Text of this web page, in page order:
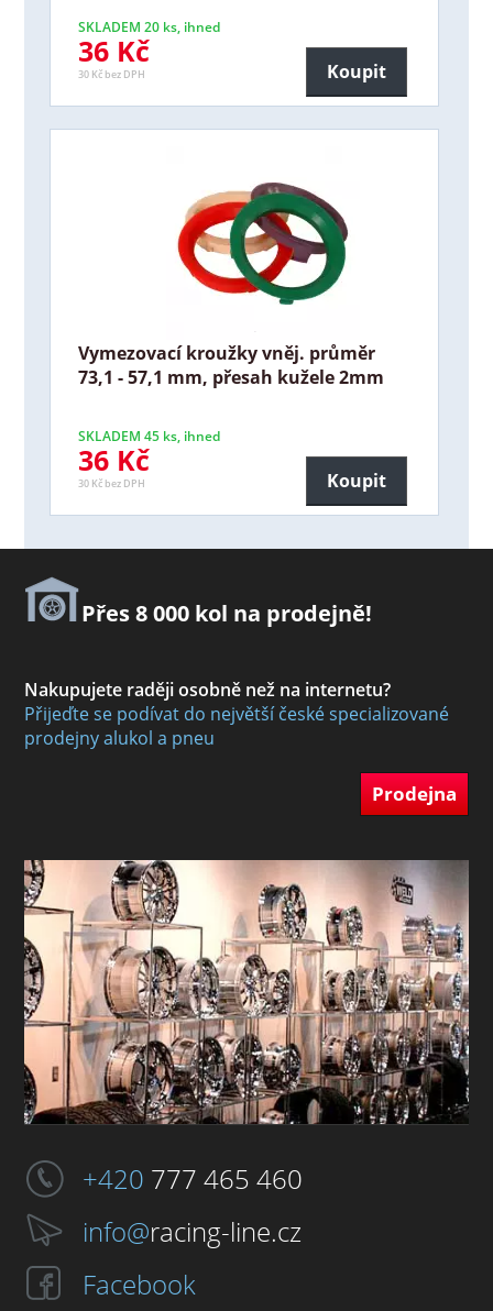
SKLADEM 20 ks, ihned
36 Kč
30 Kč bez DPH Koupit
Vymezovací kroužky vněj. průměr
73,1 - 57,1 mm, přesah kužele 2mm
SKLADEM 45 ks, ihned
36 Kč
30 Kč bez DPH Koupit
Přes 8 000 kol na prodejně!
Nakupujete raději osobně než na internetu?
Přijeďte se podívat do největší české specializované
prodejny alukol a pneu
Prodejna
+420 777 465 460
info@racing-line.cz
Facebook